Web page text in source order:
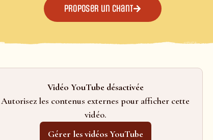
Proposer un chant
Vidéo YouTube désactivée
Autorisez les contenus externes pour afficher cette
vidéo.
Gérer les vidéos YouTube